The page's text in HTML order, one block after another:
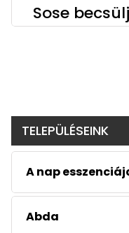
Sose
TELEPÜLÉSEINK
A nap
Abda